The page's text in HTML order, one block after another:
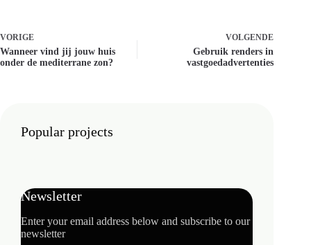
VORIGE
Wanneer vind jij jouw huis
onder de mediterrane zon?
VOLGENDE
Gebruik renders in
vastgoedadvertenties
Popular projects
Newsletter
Enter your email address below and subscribe to our
newsletter